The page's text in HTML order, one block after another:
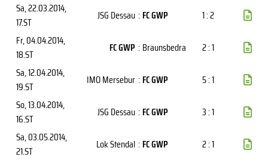
Sa, 22.03.2014,
17.ST
JSG Dessau : FC GWP
1 : 2
Fr, 04.04.2014,
18.ST
FC GWP : Braunsbedra
2 : 1
Sa, 12.04.2014,
19.ST
IMO Mersebur : FC GWP
5 : 1
So, 13.04.2014,
16.ST
JSG Dessau : FC GWP
3 : 1
Sa, 03.05.2014,
21.ST
Lok Stendal : FC GWP
2 : 1